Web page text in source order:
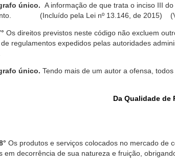
único. A informação de que trata o inciso III
(Incluído pela Lei nº 13.146, de 2015)
Os direitos previstos neste código não excluem
regulamentos expedidos pelas autoridades
único. Tendo mais de um autor a ofensa,
Da Qualidade de
Os produtos e serviços colocados no mercado de
em decorrência de sua natureza e fruição,